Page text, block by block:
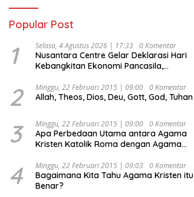
Popular Post
1 Selasa, 4 Agustus 2026 | 17:33 0 Komentar
Nusantara Centre Gelar Deklarasi Hari
Kebangkitan Ekonomi Pancasila,
Djojohadikusumo Anti Penjajahan
(Pergolakan Ekonomi Politik Indonesia) &
Undang Perekonomian Nasional dan
Kesejahteraan Sosial dalam Menata
Bangsa Menuju Indonesia Emas 2045”,
2 Minggu, 22 Februari 2015 | 09:00 0 Komentar
Allah, Theos, Dios, Deu, Gott, God, Tuhan
3 Minggu, 22 Februari 2015 | 09:00 0 Komentar
Apa Perbedaan Utama antara Agama
Kristen Katolik Roma dengan Agama
4 Minggu, 22 Februari 2015 | 09:03 0 Komentar
Bagaimana Kita Tahu Agama Kristen itu
Benar?